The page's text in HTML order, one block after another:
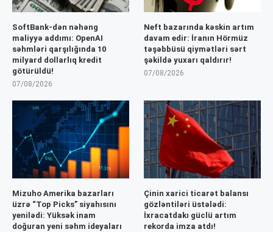
SoftBank-dən nəhəng
maliyyə addımı: OpenAI
səhmləri qarşılığında 10
milyard dollarlıq kredit
götürüldü!
07/08/2026
Neft bazarında kəskin artım
davam edir: İranın Hörmüz
təşəbbüsü qiymətləri sərt
şəkildə yuxarı qaldırır!
07/08/2026
Mizuho Amerika bazarları
üzrə “Top Picks” siyahısını
yenilədi: Yüksək inam
doğuran yeni səhm ideyaları
Çinin xarici ticarət balansı
gözləntiləri üstələdi:
İxracatdakı güclü artım
rekorda imza atdı!